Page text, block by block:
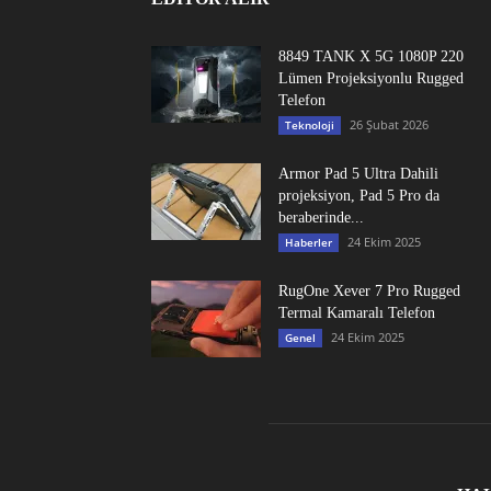
8849 TANK X 5G 1080P 220
Lümen Projeksiyonlu Rugged
Telefon
Teknoloji 26 Şubat 2026
Armor Pad 5 Ultra Dahili
projeksiyon, Pad 5 Pro da
beraberinde...
Haberler 24 Ekim 2025
RugOne Xever 7 Pro Rugged
Termal Kamaralı Telefon
Genel 24 Ekim 2025